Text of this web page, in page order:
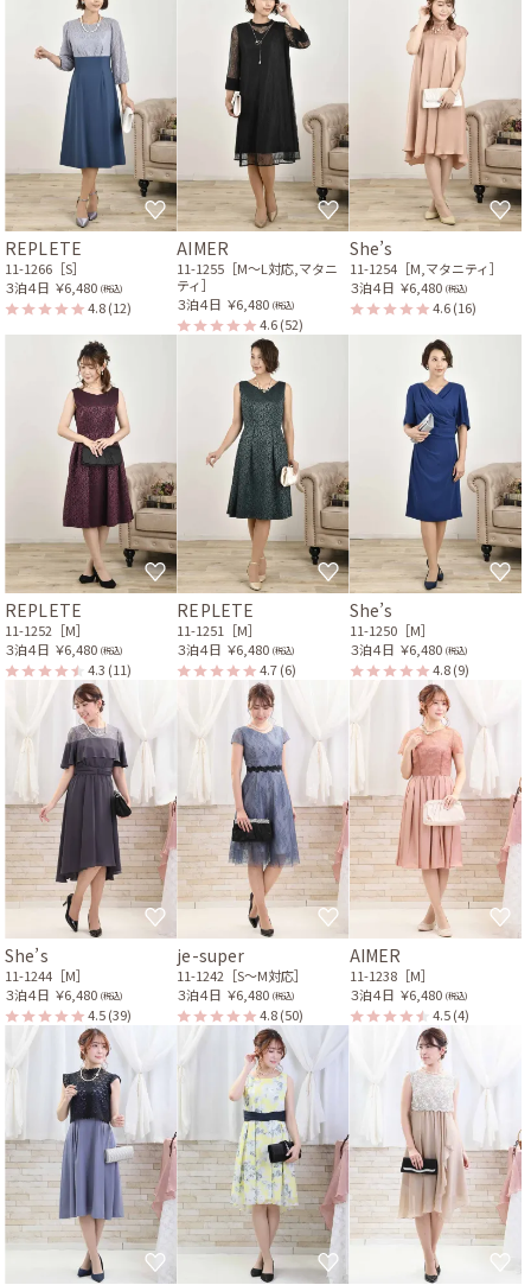
REPLETE
11-1266［S］
３泊４日 ￥6,480 (税込)
4.8(12)
AIMER
11-1255［M〜L対応,マタニ
ティ］
３泊４日 ￥6,480 (税込)
4.6(52)
She’s
11-1254［M,マタニティ］
３泊４日 ￥6,480 (税込)
4.6(16)
REPLETE
11-1252［M］
３泊４日 ￥6,480 (税込)
4.3 (11)
REPLETE
11-1251［M］
３泊４日 ￥6,480 (税込)
4.7(6)
She’s
11-1250［M］
３泊４日 ￥6,480 (税込)
4.8(9)
She’s
11-1244［M］
３泊４日 ￥6,480 (税込)
4.5(39)
je-super
11-1242［S〜M対応］
３泊４日 ￥6,480 (税込)
4.8(50)
AIMER
11-1238［M］
３泊４日 ￥6,480 (税込)
4.5(4)